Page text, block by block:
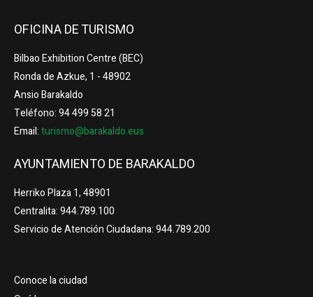
OFICINA DE TURISMO
Bilbao Exhibition Centre (BEC)
Ronda de Azkue, 1 - 48902
Ansio Barakaldo
Teléfono: 94 499 58 21
Email:turismo@barakaldo.eus
AYUNTAMIENTO DE BARAKALDO
Herriko Plaza 1, 48901
Centralita: 944.789.100
Servicio de Atención Ciudadana: 944.789.200
Conoce la ciudad